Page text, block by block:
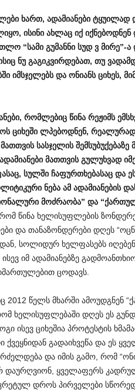
ხართ, ადამიანები ტყუილად
, ისინი ახლაც იქ იქნებოდნენ
“სამი გუმანნი სუდ ვ მირე”-ა
ნუ გაგიკვირდებათ, თუ
იმსჯელებს და ონიანს ციხეს,
, რომლებიც წინა რეჟიმს
ციხეში ლპებოდნენ, რეალურად
მათთვის სასჯელის შემსუბუქებაზე
ადამიანები მათთვის გულუხვად
, სულში ჩაფურთხებასაც და
ნება ამ ადამიანების
მოძრაობა” და“
წინა ხელისუფლების
და თანაზონდერები დღეს
სოლიდურ ხელფასებს
იმ ადამიანებზე
ცოდავს.
2012 წელს მხარში ამოუდგნენ
ხელისუფლებაში დღეს ეს
ისევ ციხეშია პროტესტის
ქვეყნიდან გადაიხვეწა და ეს
და იმის გამო, რომ
დაურღვიონ, ყველაფერს
დროს პირველები სწორედ